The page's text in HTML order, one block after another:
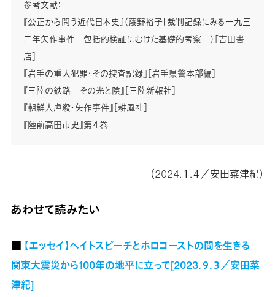
参考文献：
『公正から問う近代日本史』（藤野裕子「裁判記録にみる一九三
二年矢作事件―包括的検証にむけた基礎的考察―）［吉田書
店］
『岩手の重大犯罪・その捜査記録』［岩手県警本部編］
『三陸の鉄路 その光と陰』［三陸新報社］
『朝鮮人虐殺・矢作事件』［耕風社］
『陸前高田市史』第４巻
（2024.１.４／安田菜津紀）
あわせて読みたい
■ 【エッセイ】ヘイトスピーチとホロコーストの間を生きる
関東大震災から100年の地平に立って[2023.９.３／安田菜
津紀]